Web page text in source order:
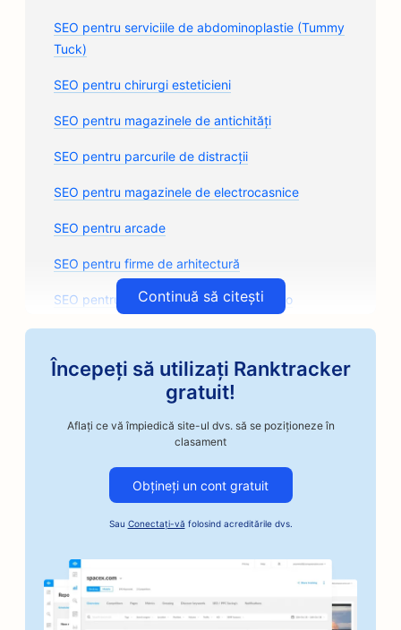
SEO pentru serviciile de abdominoplastie (Tummy
Tuck)
SEO pentru chirurgi esteticieni
SEO pentru magazinele de antichități
SEO pentru parcurile de distracții
SEO pentru magazinele de electrocasnice
SEO pentru arcade
SEO pentru firme de arhitectură
SEO pentru magazinele de caroserii auto
SEO pentru cursuri de artă
SEO pentru magazinele de reparații auto
SEO pentru prăjitorii de cafea artizanale
SEO pentru serviciile de cauțiune
SEO pentru frizerii
SEO pentru bănci
Continuă să citești
Începeți să utilizați Ranktracker
gratuit!
Aflați ce vă împiedică site-ul dvs. să se poziționeze în
clasament
Obțineți un cont gratuit
Sau Conectați-vă folosind acreditările dvs.